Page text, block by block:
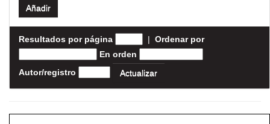
Resultados por página | Ordenar por
En orden
Autor/registro